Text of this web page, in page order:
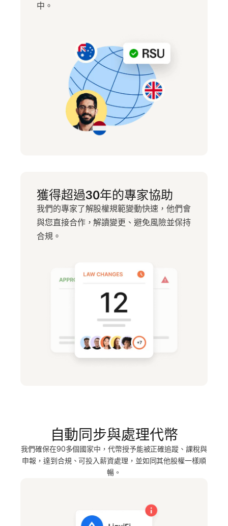
中。
獲得超過30年的專家協助
我們的專家了解股權規範變動快速，他們會
與您直接合作，解讀變更、避免風險並保持
合規。
自動同步與處理代幣
我們確保在90多個國家中，代幣授予能被正確追蹤、課稅與
申報，達到合規、可投入薪資處理，並如同其他股權一樣順
暢。